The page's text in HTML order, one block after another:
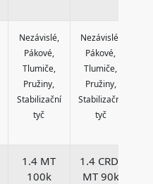
Nezávislé,
Pákové,
Tlumiče,
Pružiny,
Stabilizační
tyč
Nezávislé,
Pákové,
Tlumiče,
Pružiny,
Stabilizační
tyč
1.4 MT
100k
1.4 CRDi
MT 90k